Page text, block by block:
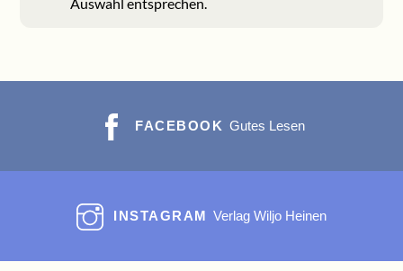
Auswahl entsprechen.
FACEBOOK Gutes Lesen
INSTAGRAM Verlag Wiljo Heinen